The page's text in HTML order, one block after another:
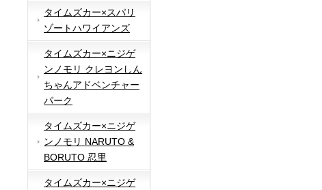
タイムズカー×スパリ
ゾートハワイアンズ
タイムズカー×ニジゲ
ンノモリ クレヨンしん
ちゃんアドベンチャー
パーク
タイムズカー×ニジゲ
ンノモリ NARUTO &
BORUTO 忍里
タイムズカー×ニジゲ